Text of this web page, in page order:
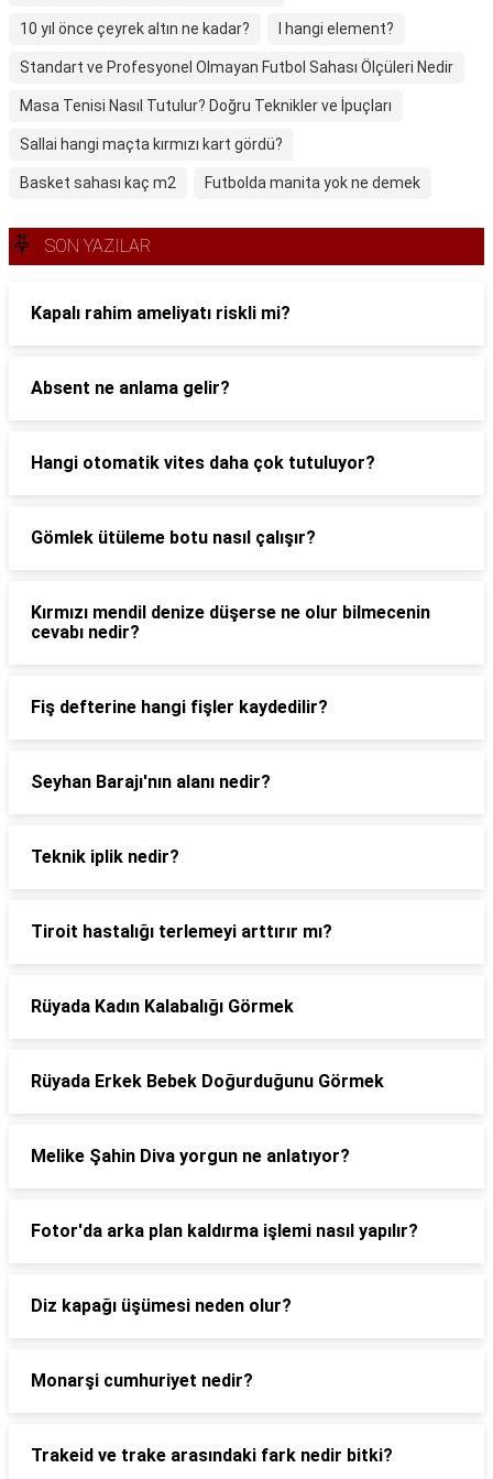
10 yıl önce çeyrek altın ne kadar? I hangi element?
Standart ve Profesyonel Olmayan Futbol Sahası Ölçüleri Nedir
Masa Tenisi Nasıl Tutulur? Doğru Teknikler ve İpuçları
Sallai hangi maçta kırmızı kart gördü?
Basket sahası kaç m2 Futbolda manita yok ne demek
SON YAZILAR
Kapalı rahim ameliyatı riskli mi?
Absent ne anlama gelir?
Hangi otomatik vites daha çok tutuluyor?
Gömlek ütüleme botu nasıl çalışır?
Kırmızı mendil denize düşerse ne olur bilmecenin
cevabı nedir?
Fiş defterine hangi fişler kaydedilir?
Seyhan Barajı'nın alanı nedir?
Teknik iplik nedir?
Tiroit hastalığı terlemeyi arttırır mı?
Rüyada Kadın Kalabalığı Görmek
Rüyada Erkek Bebek Doğurduğunu Görmek
Melike Şahin Diva yorgun ne anlatıyor?
Fotor'da arka plan kaldırma işlemi nasıl yapılır?
Diz kapağı üşümesi neden olur?
Monarşi cumhuriyet nedir?
Trakeid ve trake arasındaki fark nedir bitki?